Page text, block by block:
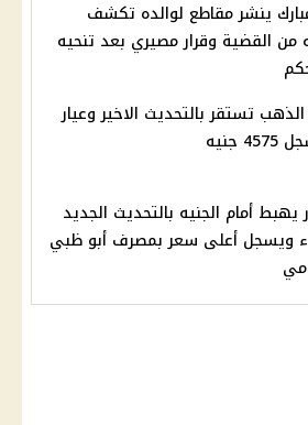
ينشر مقاطع لوالده تكشف
من القضية وقرار مصيري بعد تنحيه
تستقر بالتحديث الاخير وعيار
يهبط أمام الجنيه بالتحديث الجديد
ويسجل أعلى سعر بمصرف أبو ظبي